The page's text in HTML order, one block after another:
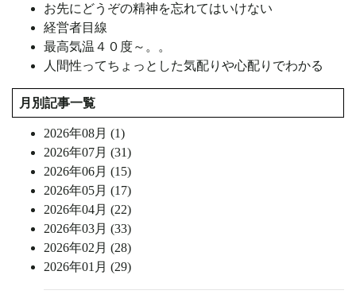
お先にどうぞの精神を忘れてはいけない
経営者目線
最高気温４０度～。。
人間性ってちょっとした気配りや心配りでわかる
月別記事一覧
2026年08月 (1)
2026年07月 (31)
2026年06月 (15)
2026年05月 (17)
2026年04月 (22)
2026年03月 (33)
2026年02月 (28)
2026年01月 (29)